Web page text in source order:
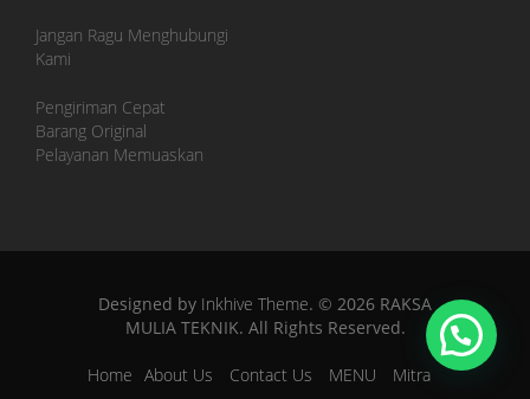
Jangan Ragu Menghubungi
Kami
Pengiriman Cepat
Barang Original
Pelayanan Memuaskan
Designed by Inkhive Theme. © 2026 RAKSA
MULIA TEKNIK. All Rights Reserved.
Home About Us Contact Us MENU Mitra